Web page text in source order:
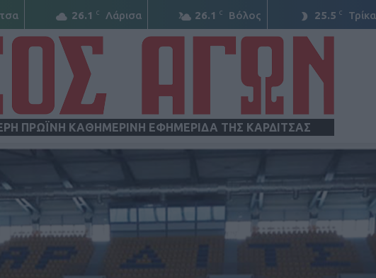
26.1 C Λάρισα 26.1 C Βόλος 25.5 C
ΠΡΩΪΝΗ ΚΑΘΗΜΕΡΙΝΗ ΕΦΗΜΕΡΙΔΑ ΤΗΣ ΚΑΡΔΙΤΣΑΣ